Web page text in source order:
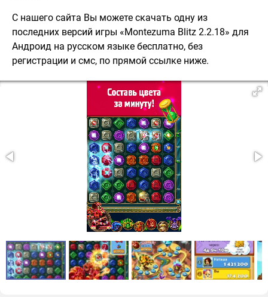
С нашего сайта Вы можете скачать одну из
последних версий игры «Montezuma Blitz 2.2.18» для
Андроид на русском языке бесплатно, без
регистрации и смс, по прямой ссылке ниже.